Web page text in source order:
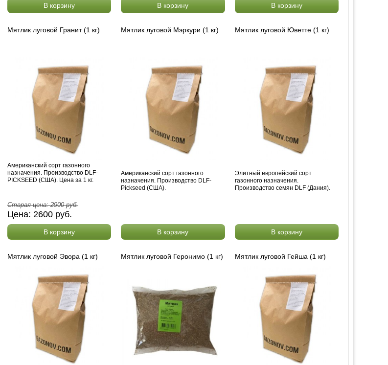
В корзину В корзину В корзину
Мятлик луговой Гранит (1 кг)
Американский сорт газонного
назначения. Производство DLF-
PICKSEED (США). Цена за 1 кг.
Старая цена:2900руб.
Цена: 2600руб.
В корзину
Мятлик луговой Мэркури (1 кг)
Американский сорт газонного
назначения. Производство DLF-
Pickseed (США).
В корзину
Мятлик луговой Юветте (1 кг)
Элитный европейский сорт
газонного назначения.
Производство семян DLF (Дания).
В корзину
Мятлик луговой Эвора (1 кг) Мятлик луговой Геронимо (1 кг) Мятлик луговой Гейша (1 кг)